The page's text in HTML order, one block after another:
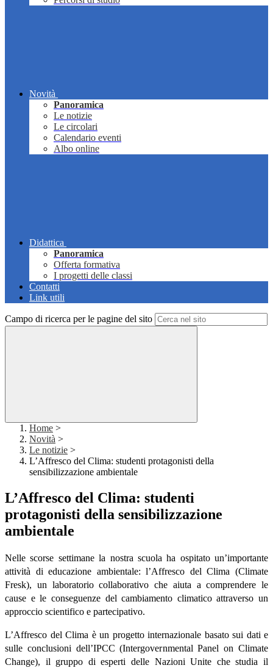
Novità
Panoramica
Le notizie
Le circolari
Calendario eventi
Albo online
Didattica
Panoramica
Offerta formativa
I progetti delle classi
Contatti
Link utili
Campo di ricerca per le pagine del sito
Home >
Novità >
Le notizie >
L’Affresco del Clima: studenti protagonisti della
sensibilizzazione ambientale
L’Affresco del Clima: studenti
protagonisti della sensibilizzazione
ambientale
Nelle scorse settimane la nostra scuola ha ospitato un’importante
attività di educazione ambientale:l’Affresco del Clima (Climate
Fresk), un laboratorio collaborativo che aiuta a comprendere le
cause e le conseguenze del cambiamento climatico attraverso un
approccio scientifico e partecipativo.
L’Affresco del Clima è un progetto internazionale basato sui dati e
sulle conclusioni dell’IPCC (Intergovernmental Panel on Climate
Change), il gruppo di esperti delle Nazioni Unite che studia il